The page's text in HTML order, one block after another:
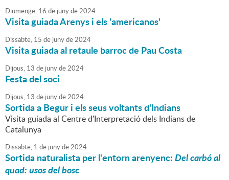
Diumenge, 16 de junyde2024
Visita guiada Arenys i els 'americanos'
Dissabte, 15 de junyde2024
Visita guiada al retaule barroc de Pau Costa
Dijous, 13 de junyde2024
Festa del soci
Dijous, 13 de junyde2024
Sortida a Begur i els seus voltants d'Indians
Visita guiada al Centre d'Interpretació dels Indians de
Catalunya
Dissabte, 1 de junyde2024
Sortida naturalista per l'entorn arenyenc:Del carbó al
quad: usos del bosc